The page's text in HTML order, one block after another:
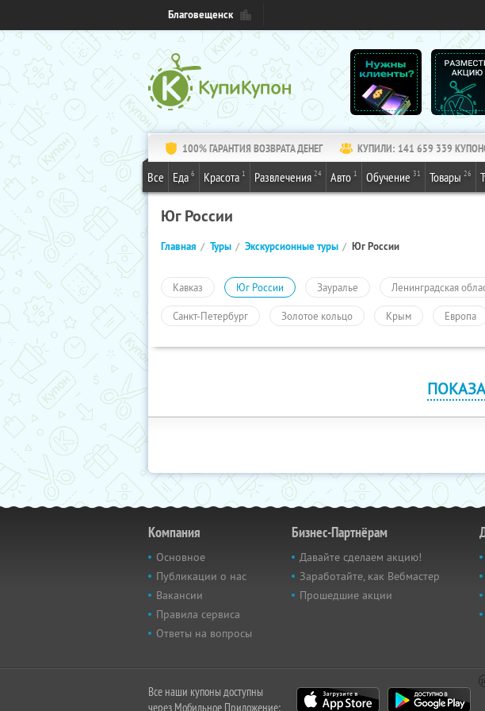
Благовещенск
100% ГАРАНТИЯ ВОЗВРАТА ДЕНЕГ КУПИЛИ: 141 659 339
Все Еда 6 Красота 1 Развлечения 24 Авто 1 Обучение 31 Товары 26
Юг России
Главная Туры Экскурсионные туры Юг России
Кавказ Юг России Зауралье Ленинградская
Санкт-Петербург Золотое кольцо Крым Европа
Компания
Основное
Публикации о нас
Вакансии
Правила сервиса
Ответы на вопросы
Бизнес-Партнёрам
Давайте сделаем акцию!
Заработайте, как Вебмастер
Прошедшие акции
Все наши купоны доступны
через Мобильное Приложение: